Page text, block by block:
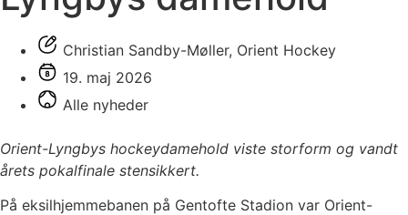
Christian Sandby-Møller, Orient Hockey
19. maj 2026
Alle nyheder
Orient-Lyngbys hockeydamehold viste storform og vandt
årets pokalfinale stensikkert.
På eksilhjemmebanen på Gentofte Stadion var Orient-